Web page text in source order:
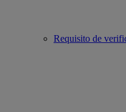
Requisito de